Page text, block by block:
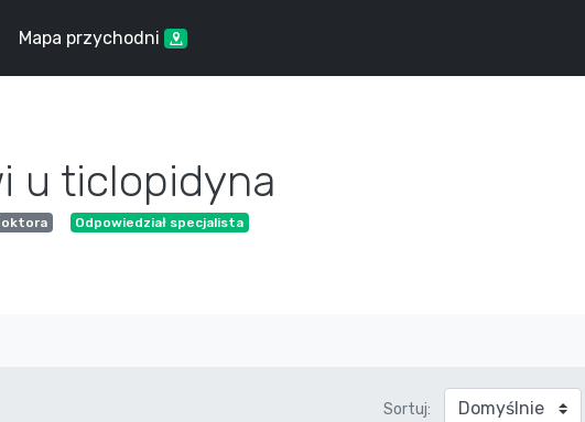
Mapa przychodni
u ticlopidyna
Odpowiedział specjalista
Sortuj: